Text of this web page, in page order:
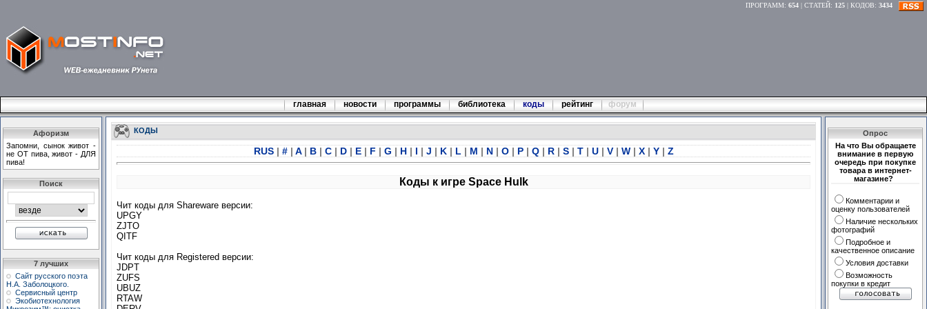
ПРОГРАММ: 654 | СТАТЕЙ: 125 | КОДОВ: 3434
главная новости программы библиотека коды рейтинг форум
Афоризм
Запомни, сынок живот -
не ОТ пива, живот - ДЛЯ
пива!
Поиск
7 лучших
Сайт русского поэта
Н.А. Заболоцкого.
Сервисный центр
Экобиотехнология
КОДЫ
RUS | # | A | B | C | D | E | F | G | H | I | J | K | L | M | N | O | P | Q | R | S | T | U | V | W | X | Y | Z
Коды к игре Space Hulk
Чит коды для Shareware версии:
UPGY
ZJTO
QITF
Чит коды для Registered версии:
JDPT
ZUFS
UBUZ
RTAW
Опрос
На что Вы обращаете
внимание в первую
очередь при покупке
товара в интернет-
магазине?
Комментарии и
оценку пользователей
Наличие нескольких
фотографий
Подробное и
качественное описание
Условия доставки
Возможность
покупки в кредит